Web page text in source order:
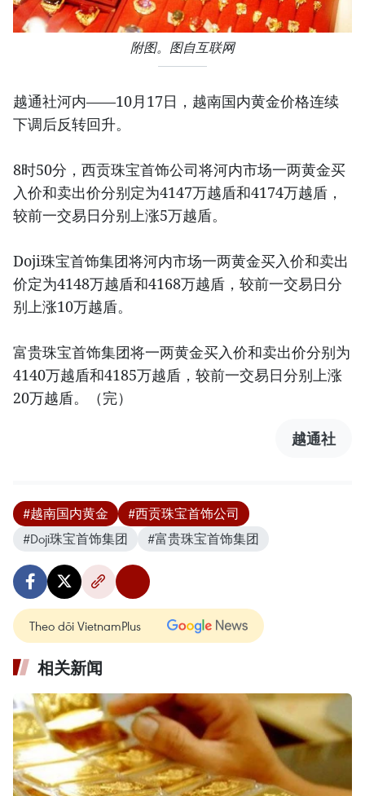
附图。图自互联网
越通社河内——10月17日，越南国内黄金价格连续
下调后反转回升。
8时50分，西贡珠宝首饰公司将河内市场一两黄金买
入价和卖出价分别定为4147万越盾和4174万越盾，
较前一交易日分别上涨5万越盾。
Doji珠宝首饰集团将河内市场一两黄金买入价和卖出
价定为4148万越盾和4168万越盾，较前一交易日分
别上涨10万越盾。
富贵珠宝首饰集团将一两黄金买入价和卖出价分别为
4140万越盾和4185万越盾，较前一交易日分别上涨
20万越盾。（完）
越通社
#越南国内黄金
#西贡珠宝首饰公司
#Doji珠宝首饰集团
#富贵珠宝首饰集团
Theo dõi VietnamPlus
相关新闻